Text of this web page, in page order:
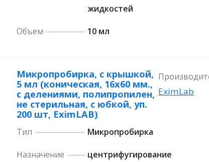
жидкостей
Объем 10 мл
Микропробирка, с крышкой,
5 мл (коническая, 16х60 мм.,
с делениями, полипропилен,
не стерильная, с юбкой, уп.
200 шт, EximLAB)
EximLab
Тип Микропробирка
Назначение
центрифугирование